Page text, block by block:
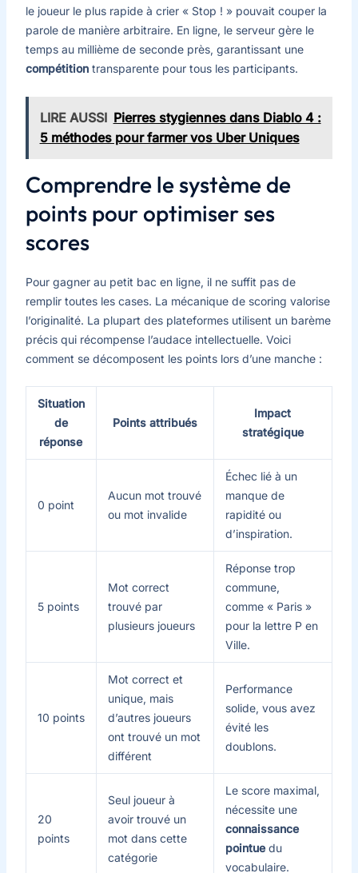
le joueur le plus rapide à crier « Stop ! » pouvait couper la
parole de manière arbitraire. En ligne, le serveur gère le
temps au millième de seconde près, garantissant une
compétitiontransparente pour tous les participants.
LIRE AUSSI Pierres stygiennes dans Diablo 4 :
5 méthodes pour farmer vos Uber Uniques
Comprendre le système de
points pour optimiser ses
scores
Pour gagner au petit bac en ligne, il ne suffit pas de
remplir toutes les cases. La mécanique de scoring valorise
l’originalité. La plupart des plateformes utilisent un barème
précis qui récompense l’audace intellectuelle. Voici
comment se décomposent les points lors d’une manche :
Situation
de
réponse
Points attribués
Impact
stratégique
0 point
Aucun mot trouvé
ou mot invalide
Échec lié à un
manque de
rapidité ou
d’inspiration.
5 points
Mot correct
trouvé par
plusieurs joueurs
Réponse trop
commune,
comme « Paris »
pour la lettre P en
Ville.
10 points
Mot correct et
unique, mais
d’autres joueurs
ont trouvé un mot
différent
Performance
solide, vous avez
évité les
doublons.
20
points
Seul joueur à
avoir trouvé un
mot dans cette
catégorie
Le score maximal,
nécessite une
connaissance
pointuedu
vocabulaire.